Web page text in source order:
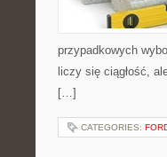
przypadkowych
liczy się ciągłość,
[…]
CATEGORIES: